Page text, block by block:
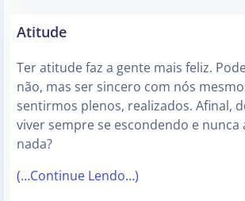
Atitude
Ter atitude faz a gente mais feliz.
não, mas ser sincero com nós
sentirmos plenos, realizados. Afinal,
viver sempre se escondendo e
nada?
(…Continue Lendo…)